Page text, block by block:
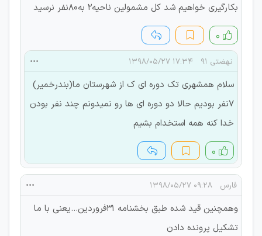
بکارگیری خواهیم شد کل مشمولین ناحیه2 به80نفر نرسید
۰
نهضتی ۹۱ ۱۷:۳۴ ۱۳۹۸/۰۵/۲۷
سلام همشهری تک دوره ای ک از شهرستان ما(بندرخمیر)
۷نفر بودیم حالا دو دوره ای ها رو نمیدونم چند نفر بودن
خدا کنه همه استخدام بشیم
۰
فارس ۰۹:۲۸ ۱۳۹۸/۰۵/۲۷
وهمچنین قید شده طبق بخشنامه 31فروردین...یعنی با ما
تشکیل پرونده دادن